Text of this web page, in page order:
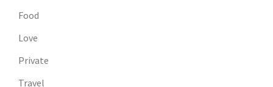
Food
Love
Private
Travel